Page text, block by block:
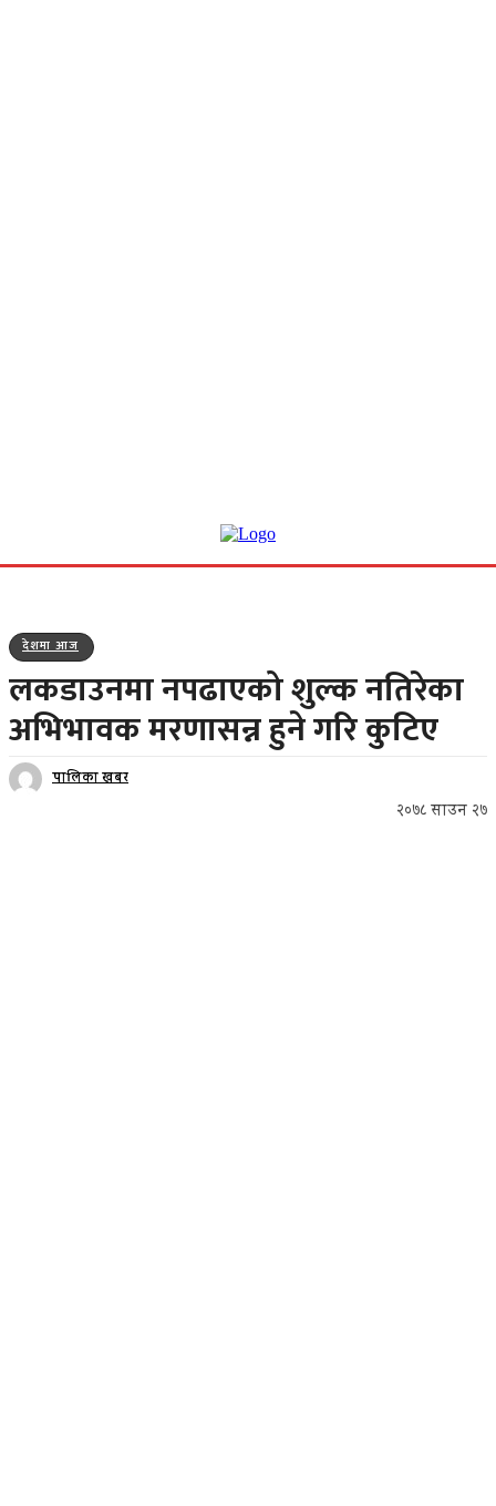
देशमा आज
लकडाउनमा नपढाएको शुल्क नतिरेका
अभिभावक मरणासन्न हुने गरि कुटिए
पालिका खबर
२०७८ साउन २७